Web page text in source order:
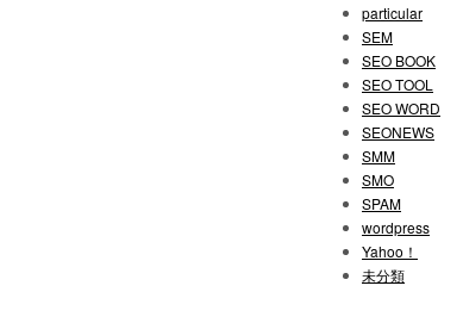
particular
SEM
SEO BOOK
SEO TOOL
SEO WORD
SEONEWS
SMM
SMO
SPAM
wordpress
Yahoo！
未分類